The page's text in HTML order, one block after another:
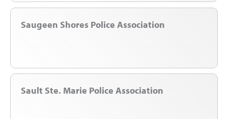
Saugeen Shores Police Association
Sault Ste. Marie Police Association